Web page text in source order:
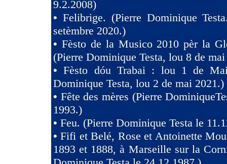
9.2.2008)
• Felibrige. (Pierre Dominique
setèmbre 2020.)
• Fèsto de la Musico 2010 pèr la
(Pierre Dominique Testa, lou 8 de
•Fèsto dóu Trabai : lou 1 de
Dominique Testa, lou 2 de mai 2021.)
• Fête des mères (Pierre
1993.)
• Feu. (Pierre Dominique Testa le
•Fifi et Belé, Rose et Antoinette
1893 et 1888, à Marseille sur la